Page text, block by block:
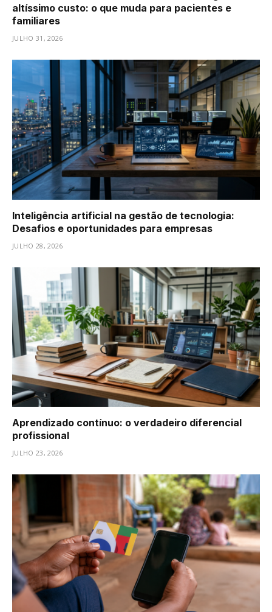
altíssimo custo: o que muda para pacientes e
familiares
JULHO 31, 2026
Inteligência artificial na gestão de tecnologia:
Desafios e oportunidades para empresas
JULHO 28, 2026
Aprendizado contínuo: o verdadeiro diferencial
profissional
JULHO 23, 2026